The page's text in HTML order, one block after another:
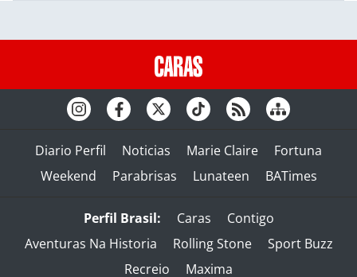
Diario Perfil Noticias Marie Claire
Fortuna
Weekend
Parabrisas Lunateen BATimes
Perfil Brasil: Caras
Contigo
Aventuras Na Historia
Rolling Stone
Sport Buzz
Recreio
Maxima